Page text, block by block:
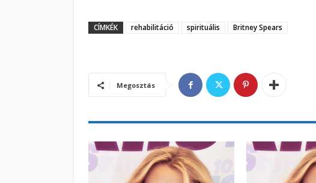
CÍMKÉK rehabilitáció spirituális Britney Spears
Megosztás